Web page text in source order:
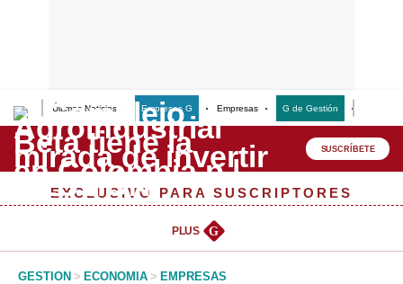
Últimas Noticias Empresas G Empresas G de Gestión
Lo último
Peru Quiosco
Management & Empleo
SUSCRÍBETE
EXCLUSIVO PARA SUSCRIPTORES
PLUS G
GESTION > ECONOMIA > EMPRESAS